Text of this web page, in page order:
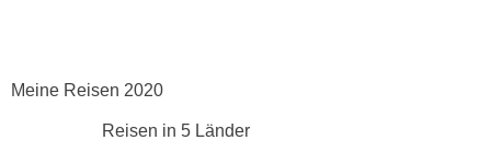
Meine Reisen 2020
Reisen in 5 Länder